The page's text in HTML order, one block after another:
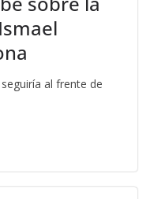
al frente de